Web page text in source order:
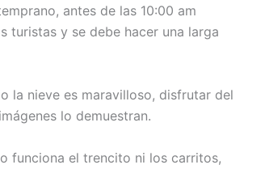
antes de las 10:00 am
turistas y se debe hacer una larga
la nieve es maravilloso, disfrutar del
lo demuestran.
funciona el trencito ni los carritos,